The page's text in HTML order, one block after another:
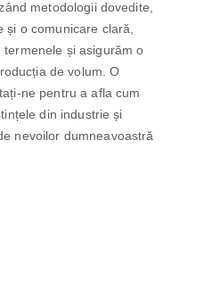
metodologii dovedite,
o comunicare clară,
și asigurăm o
de volum. O
ne pentru a afla cum
din industrie și
nevoilor dumneavoastră